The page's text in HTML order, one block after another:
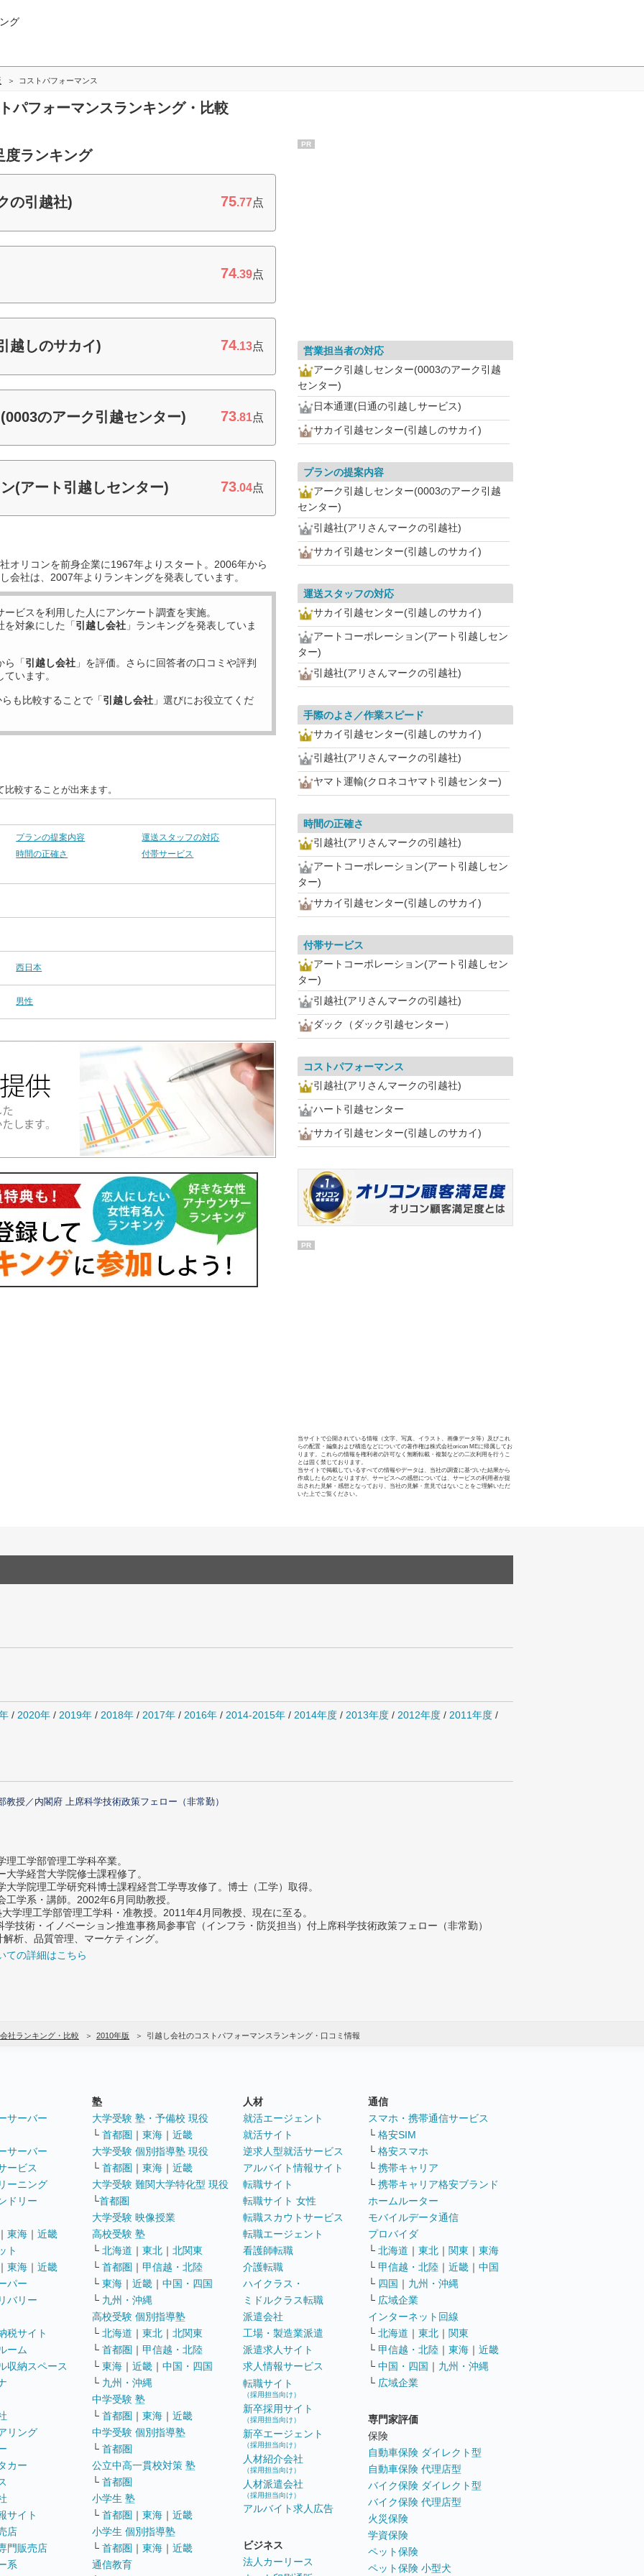
グ
コストパフォーマンス
パフォーマンスランキング・比較
度ランキング
の引越社) 75.77点
74.39点
越しのサカイ) 74.13点
のアーク引越センター) 73.81点
(アート引越しセンター) 73.04点
オリコンを前身企業に1967年よりスタート。2006年から
会社は、2007年よりランキングを発表しています。
ービスを利用した 人にアンケート調査を実施。
を対象にした「引越し会社 」ランキングを発表していま
ら「引越し会社 」を評価。さらに回答者の口コミや評判
います。
も比較することで「引越し会社 」選びにお役立てくだ
較することが出来ます。
プランの提案内容
運送スタッフの対応
時間の正確さ
付帯サービス
西日本
男性
PR
営業担当者の対応
アーク引越しセンター(0003のアーク引越
センター)
日本通運(日通の引越しサービス)
サカイ引越センター(引越しのサカイ)
プランの提案内容
アーク引越しセンター(0003のアーク引越
センター)
引越社(アリさんマークの引越社)
サカイ引越センター(引越しのサカイ)
運送スタッフの対応
サカイ引越センター(引越しのサカイ)
アートコーポレーション(アート引越しセン
ター)
引越社(アリさんマークの引越社)
手際のよさ／作業スピード
サカイ引越センター(引越しのサカイ)
引越社(アリさんマークの引越社)
ヤマト運輸(クロネコヤマト引越センター)
時間の正確さ
引越社(アリさんマークの引越社)
アートコーポレーション(アート引越しセン
ター)
サカイ引越センター(引越しのサカイ)
付帯サービス
アートコーポレーション(アート引越しセン
ター)
引越社(アリさんマークの引越社)
ダック（ダック引越センター）
コストパフォーマンス
引越社(アリさんマークの引越社)
ハート引越センター
サカイ引越センター(引越しのサカイ)
PR
当サイトで公開されている情報（文字、写真、イラスト、画像データ等）及びこれ
らの配置・編集および構造などについての著作権は株式会社oricon MEに帰属してお
ります。これらの情報を権利者の許可なく無断転載・複製などの二次利用を行うこ
とは固く禁じております。
当サイトで掲載しているすべての情報やデータは、当社の調査に基づいた結果から
作成したものとなりますが、サービスへの感想については、サービスの利用者が提
出された見解・感想となっており、当社の見解・意見ではないことをご理解いただ
いた上でご覧ください。
/ 2020年 / 2019年 / 2018年 / 2017年 / 2016年 / 2014-2015年 / 2014年度 / 2013年度 / 2012年度 / 2011年度 /
教授／内閣府 上席科学技術政策フェロー（非常勤）
工学部管理工学科卒業。
学経営大学院修士課程修了。
大学院理工学研究科博士課程経営工学専攻修了。博士（工学）取得。
工学系・講師。2002年6月同助教授。
学理工学部管理工学科・准教授。2011年4月同教授、現在に至る。
技術・イノベーション推進事務局参事官（インフラ・防災担当）付上席科学技術政策フェロー（非常勤）
析、品質管理、マーケティング。
の詳細はこちら
社ランキング・比較 2010年版 引越し会社のコストパフォーマンスランキング・口コミ情報
サーバー
サーバー
ービス
ーニング
ドリー
東海 ｜ 近畿
ト
東海 ｜ 近畿
パー
バリー
税サイト
ーム
収納スペース
リング
カー
サイト
店
門販売店
系
塾
大学受験 塾・予備校 現役
└ 首都圏 ｜ 東海 ｜ 近畿
大学受験 個別指導塾 現役
└ 首都圏 ｜ 東海 ｜ 近畿
大学受験 難関大学特化型 現役
└首都圏
大学受験 映像授業
高校受験 塾
└ 北海道 ｜ 東北 ｜ 北関東
└ 首都圏 ｜ 甲信越・北陸
└ 東海 ｜ 近畿 ｜ 中国・四国
└ 九州・沖縄
高校受験 個別指導塾
└ 北海道 ｜ 東北 ｜ 北関東
└ 首都圏 ｜ 甲信越・北陸
└ 東海 ｜ 近畿 ｜ 中国・四国
└ 九州・沖縄
中学受験 塾
└ 首都圏 ｜ 東海 ｜ 近畿
中学受験 個別指導塾
└ 首都圏
公立中高一貫校対策 塾
└ 首都圏
小学生 塾
└ 首都圏 ｜ 東海 ｜ 近畿
小学生 個別指導塾
└ 首都圏 ｜ 東海 ｜ 近畿
通信教育
人材
就活エージェント
就活サイト
逆求人型就活サービス
アルバイト情報サイト
転職サイト
転職サイト 女性
転職スカウトサービス
転職エージェント
看護師転職
介護転職
ハイクラス・
ミドルクラス転職
派遣会社
工場・製造業派遣
派遣求人サイト
求人情報サービス
転職サイト
（採用担当向け）
新卒採用サイト
（採用担当向け）
新卒エージェント
（採用担当向け）
人材紹介会社
（採用担当向け）
人材派遣会社
（採用担当向け）
アルバイト求人広告
ビジネス
法人カーリース
通信
スマホ・携帯通信サービス
└ 格安SIM
└ 格安スマホ
└ 携帯キャリア
└ 携帯キャリア格安ブランド
ホームルーター
モバイルデータ通信
プロバイダ
└ 北海道 ｜ 東北 ｜ 関東 ｜ 東海
└ 甲信越・北陸 ｜ 近畿 ｜ 中国
└ 四国 ｜ 九州・沖縄
└ 広域企業
インターネット回線
└ 北海道 ｜ 東北 ｜ 関東
└ 甲信越・北陸 ｜ 東海 ｜ 近畿
└ 中国・四国 ｜ 九州・沖縄
└ 広域企業
専門家評価
保険
自動車保険 ダイレクト型
自動車保険 代理店型
バイク保険 ダイレクト型
バイク保険 代理店型
火災保険
学資保険
ペット保険
ペット保険 小型犬